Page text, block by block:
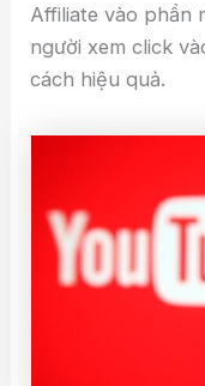
Affiliate vào phần
người xem click
cách hiệu quả.